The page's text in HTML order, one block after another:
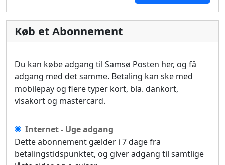
Køb et Abonnement
Du kan købe adgang til Samsø Posten her, og få
adgang med det samme. Betaling kan ske med
mobilepay og flere typer kort, bla. dankort,
visakort og mastercard.
Internet - Uge adgang
Dette abonnement gælder i 7 dage fra
betalingstidspunktet, og giver adgang til samtlige